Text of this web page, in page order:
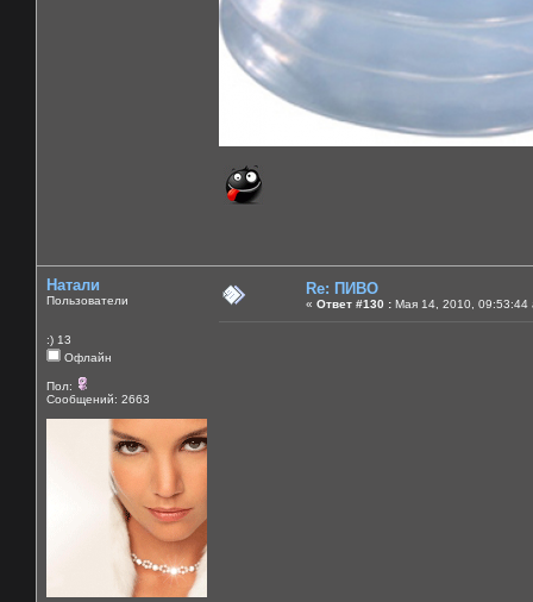
Натали
Пользователи
:) 13
Офлайн
Пол:
Сообщений: 2663
Re: ПИВО
« Ответ #130 : Мая 14, 2010, 09:53:44